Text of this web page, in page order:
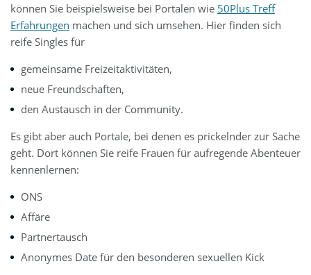
können Sie beispielsweise bei Portalen wie 50Plus Treff
Erfahrungen machen und sich umsehen. Hier finden sich
reife Singles für
gemeinsame Freizeitaktivitäten,
neue Freundschaften,
den Austausch in der Community.
Es gibt aber auch Portale, bei denen es prickelnder zur Sache
geht. Dort können Sie reife Frauen für aufregende Abenteuer
kennenlernen:
ONS
Affäre
Partnertausch
Anonymes Date für den besonderen sexuellen Kick